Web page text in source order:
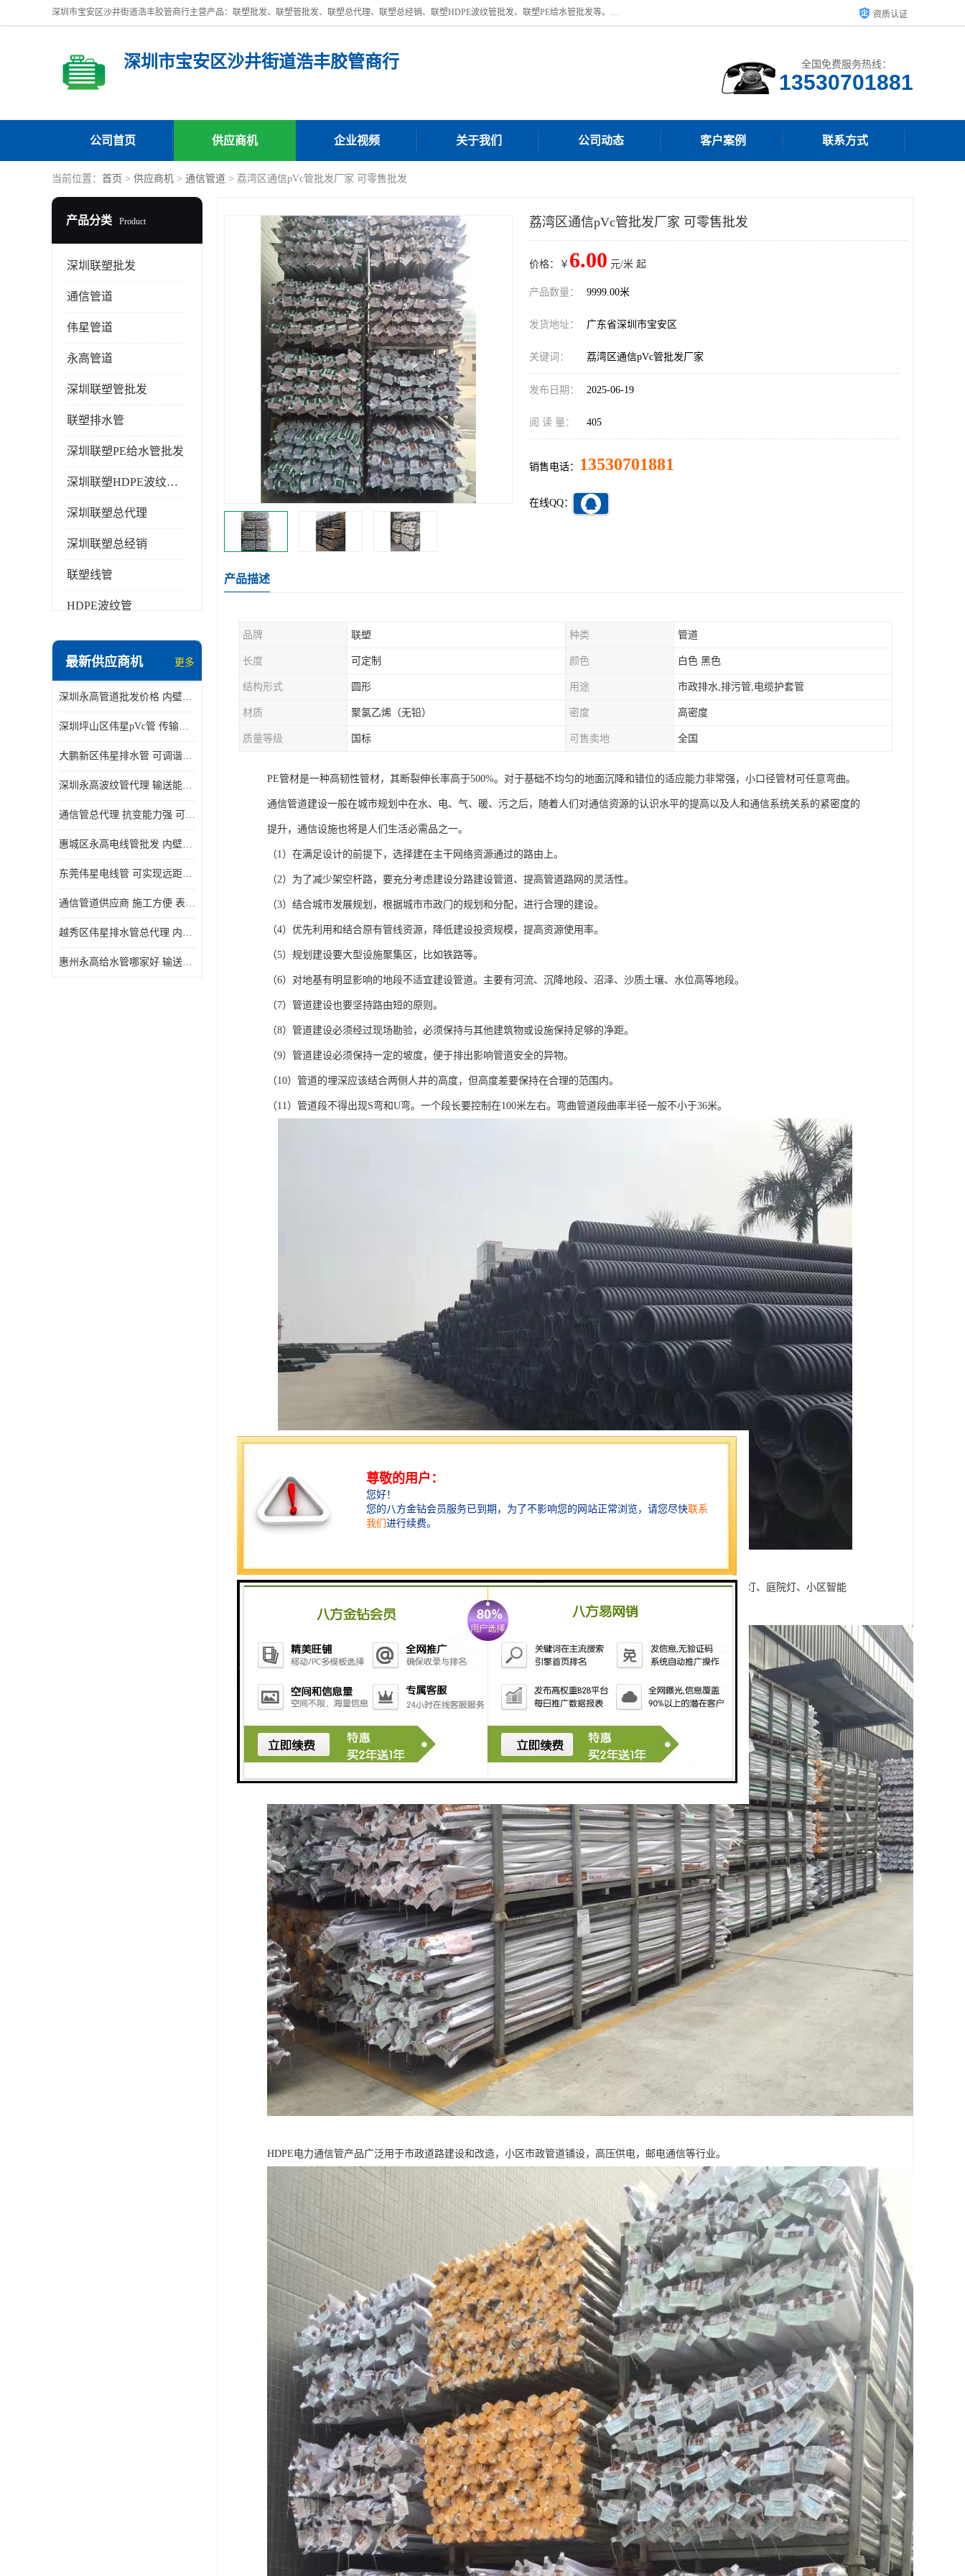
深圳市宝安区沙井街道浩丰胶管商行主营产品：联塑批发、联塑管批发、联塑总代理、联塑总经销、联塑HDPE波纹管批发、联塑PE给水管批发等。凭借服务以及多年的勤奋拼搏，发展成为一家销售各种管材管件，绝缘电工套管及配件等系列产品的贸易公司。公司秉承“顾客至上，锐意进取”的经营理念，坚持“客户至上”原则为广大客户提供的服务。欢迎惠顾！ 资质认证
深圳市宝安区沙井街道浩丰胶管商行 全国免费服务热线：
公司首页 供应商机 企业视频 关于我们 公司动态 客户案例 联系方式
当前位置： 首页 > 供应商机 > 通信管道 > 荔湾区通信pVc管批发厂家 可零售批发
产品分类 Product
深圳联塑批发
通信管道
伟星管道
永高管道
深圳联塑管批发
联塑排水管
深圳联塑PE给水管批发
深圳联塑HDPE波纹管批发
深圳联塑总代理
深圳联塑总经销
联塑线管
HDPE波纹管
最新供应商机 更多
深圳永高管道批发价格 内壁光滑 抗震性能好
深圳坪山区伟星pVc管 传输损耗小 频率稳定性好
大鹏新区伟星排水管 可调谐性好 大功率 效率高
深圳永高波纹管代理 输送能力强 可以承受高温
通信管总代理 抗变能力强 可耐强震 扭曲
惠城区永高电线管批发 内壁光滑 抗震性能好
东莞伟星电线管 可实现远距离通信 频率稳定性好
通信管道供应商 施工方便 表面电阻系数大
越秀区伟星排水管总代理 内部表面光滑 大功率 效率高
惠州永高给水管哪家好 输送能力强 方便施工和运输
荔湾区通信pVc管批发厂家 可零售批发
价格：￥ 6.00 元/米 起
产品数量： 9999.00米
发货地址： 广东省深圳市宝安区
关键词： 荔湾区通信pVc管批发厂家
发布日期： 2025-06-19
阅 读 量： 405
销售电话： 13530701881
在线QQ：
产品描述
品牌 联塑 种类 管道
长度 可定制 颜色 白色 黑色
结构形式 圆形 用途 市政排水,排污管,电缆护套管
材质 聚氯乙烯（无铅） 密度 高密度
质量等级 国标 可售卖地 全国
PE管材是一种高韧性管材，其断裂伸长率高于500%。对于基础不均匀的地面沉降和错位的适应能力非常强，小口径管材可任意弯曲。
通信管道建设一般在城市规划中在水、电、气、暖、污之后，随着人们对通信资源的认识水平的提高以及人和通信系统关系的紧密度的
提升，通信设施也将是人们生活必需品之一。
（1）在满足设计的前提下，选择建在主干网络资源通过的路由上。
（2）为了减少架空杆路，要充分考虑建设分路建设管道、提高管道路网的灵活性。
（3）结合城市发展规划，根据城市市政门的规划和分配，进行合理的建设。
（4）优先利用和结合原有管线资源，降低建设投资规模，提高资源使用率。
（5）规划建设要大型设施聚集区，比如铁路等。
（6）对地基有明显影响的地段不适宜建设管道。主要有河流、沉降地段、沼泽、沙质土壤、水位高等地段。
（7）管道建设也要坚持路由短的原则。
（8）管道建设必须经过现场勘验，必须保持与其他建筑物或设施保持足够的净距。
（9）管道建设必须保持一定的坡度，便于排出影响管道安全的异物。
（10）管道的埋深应该结合两侧人井的高度，但高度差要保持在合理的范围内。
（11）管道段不得出现S弯和U弯。一个段长要控制在100米左右。弯曲管道段曲率半径一般不小于36米。
HDPE电力通信管广泛应用在城市道路建设、小区开发、园林景观、企业建设等场所，作为电力、路灯、草坪灯、庭院灯、小区智能
化、有线电视、通讯、智能交通等电缆的穿线护套管。
HDPE电力通信管产品广泛用于市政道路建设和改造，小区市政管道铺设，高压供电，邮电通信等行业。